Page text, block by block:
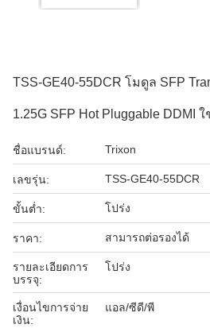
TSS-GE40-55DCR โมดูล SFP
1.25G SFP Hot Pluggable DDMI ใ
ชื่อแบรนด์: Trixon
เลขรุ่น: TSS-GE40-55DCR
ขั้นต่ำ: โปร่ง
ราคา: สามารถต่อรองได้
รายละเอียดการ
บรรจุ:
โปร่ง
เงื่อนไขการจ่าย
เงิน:
แอล/ซีดี/พี